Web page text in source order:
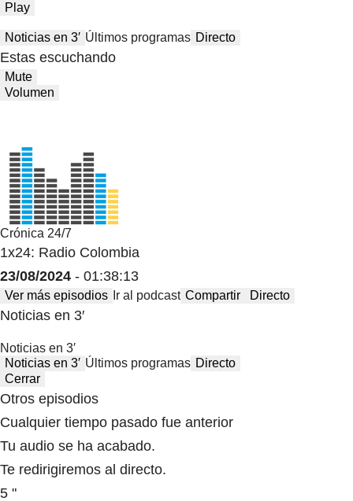
Play
Noticias en 3′ Últimos programas Directo
Estas escuchando
Mute
Volumen
Crónica 24/7
1x24: Radio Colombia
23/08/2024 - 01:38:13
Ver más episodios Ir al podcast Compartir Directo
Noticias en 3′
Noticias en 3′
Noticias en 3′ Últimos programas Directo
Cerrar
Otros episodios
Cualquier tiempo pasado fue anterior
Tu audio se ha acabado.
Te redirigiremos al directo.
5 "